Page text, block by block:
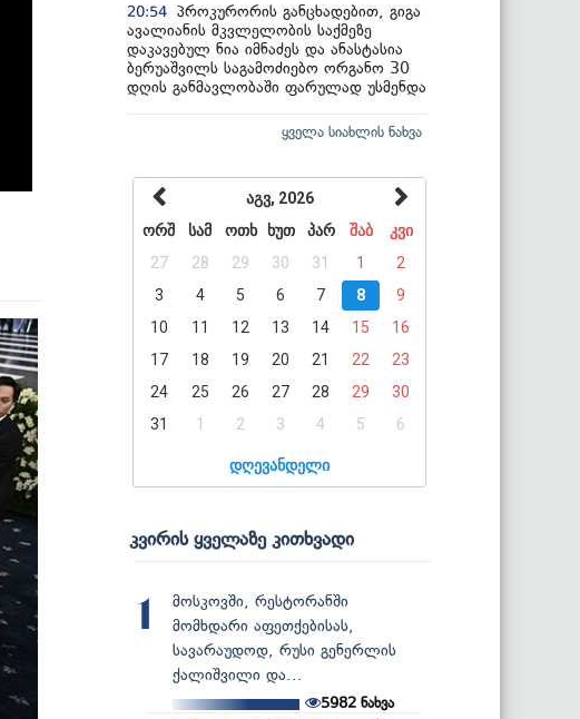
20:54 პროკურორის განცხადებით, გიგა
ავალიანის მკვლელობის საქმეზე
დაკავებულ ნია იმნაძეს და ანასტასია
ბერუაშვილს საგამოძიებო ორგანო 30
დღის განმავლობაში ფარულად უსმენდა
ყველა სიახლის ნახვა
აგვ, 2026
ორშ
სამ ოთხ ხუთ პარ შაბ
კვი
27
28 29 30 31 1
2
3
4 5 6 7 8
9
10
11 12 13 14 15
16
17
18 19 20 21 22
23
24
25 26 27 28 29
30
31
1 2 3 4 5 6
დღევანდელი
კვირის ყველაზე კითხვადი
1
მოსკოვში, რესტორანში
მომხდარი აფეთქებისას,
სავარაუდოდ, რუსი გენერლის
ქალიშვილი და...
5982 ნახვა